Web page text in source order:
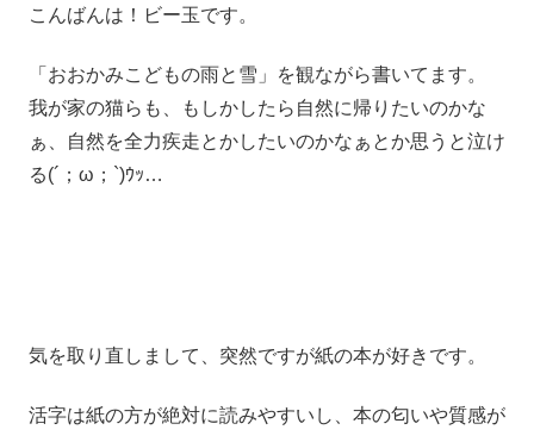
こんばんは！ビー玉です。
「おおかみこどもの雨と雪」を観ながら書いてます。
我が家の猫らも、もしかしたら自然に帰りたいのかな
ぁ、自然を全力疾走とかしたいのかなぁとか思うと泣け
る(´；ω；`)ｳｯ…
気を取り直しまして、突然ですが紙の本が好きです。
活字は紙の方が絶対に読みやすいし、本の匂いや質感が